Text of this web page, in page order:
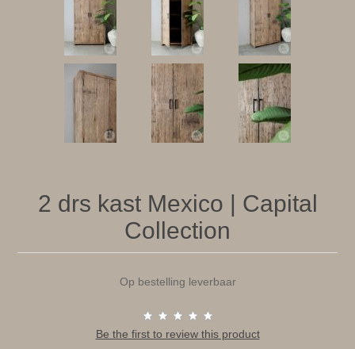
2 drs kast Mexico | Capital
Collection
Op bestelling leverbaar
Be the first to review this product